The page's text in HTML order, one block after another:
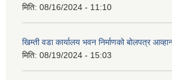
मिति: 08/16/2024 - 11:10
खिम्ती वडा कार्यालय भवन निर्माणको बोलपत्र
मिति: 08/19/2024 - 15:03